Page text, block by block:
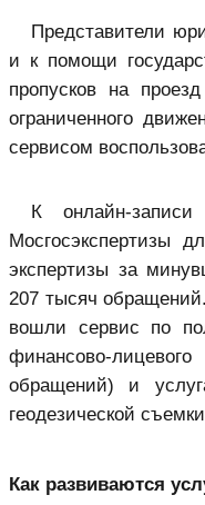
Представители
и к помощи
пропусков на
ограниченного
сервисом
К онлайн-
Мосгосэкспертизы
экспертизы за
207 тысяч
вошли сервис по
финансово-
обращений) и
геодезической
Как развиваются